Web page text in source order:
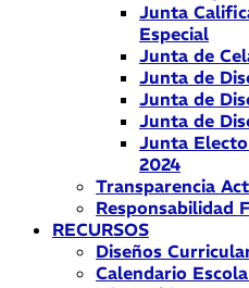
Junta
Especial
Junta de
Junta de
Junta de
Junta de
Junta
2024
Transparencia
Responsabilidad
RECURSOS
Diseños
Calendario